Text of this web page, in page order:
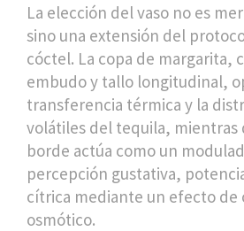
La elección del vaso no es
sino una extensión del
cóctel. La copa de margarita,
embudo y tallo longitudinal,
transferencia térmica y la
volátiles del tequila, mientras
borde actúa como un
percepción gustativa,
cítrica mediante un efecto de
osmótico.